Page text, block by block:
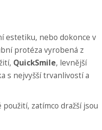
estetiku, nebo dokonce v
protéza vyrobená z
, QuickSmile, levnější
s nejvyšší trvanlivostí a
zatímco dražší jsou